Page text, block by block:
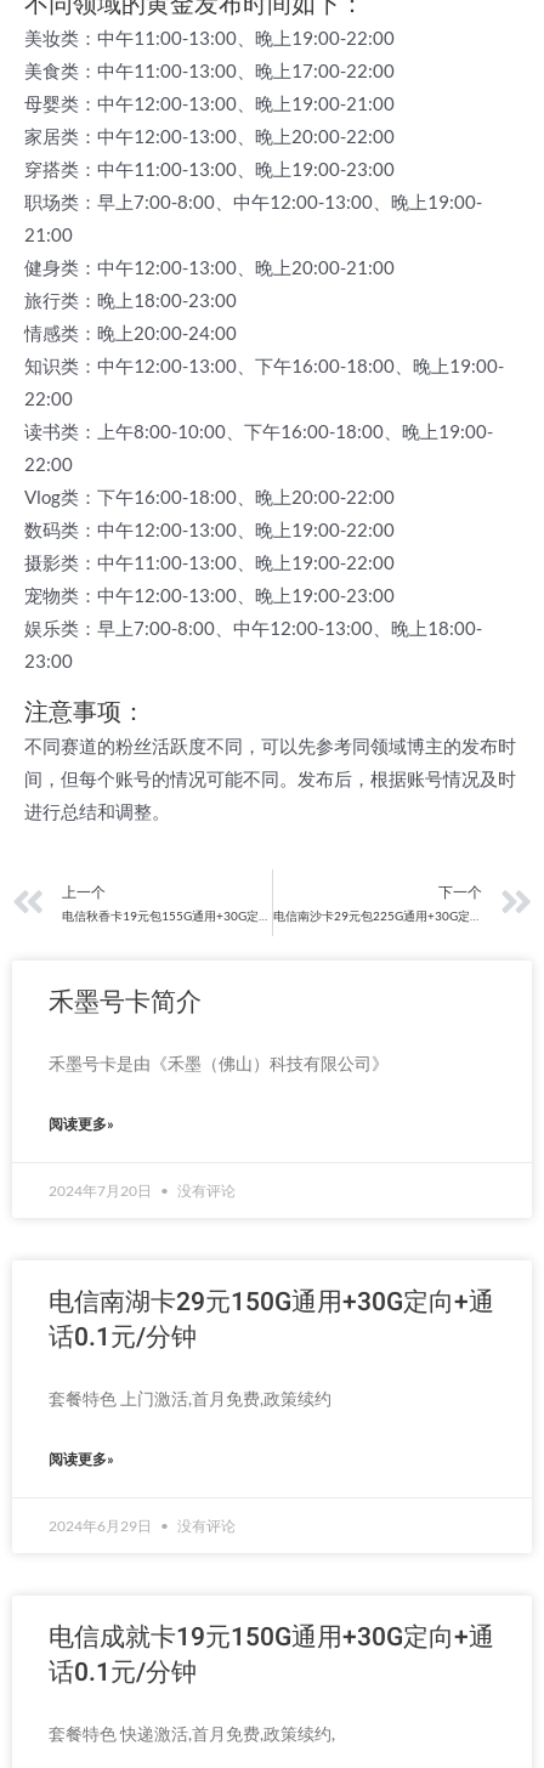
美妆类：中午11:00-13:00、晚上19:00-22:00
美食类：中午11:00-13:00、晚上17:00-22:00
母婴类：中午12:00-13:00、晚上19:00-21:00
家居类：中午12:00-13:00、晚上20:00-22:00
穿搭类：中午11:00-13:00、晚上19:00-23:00
职场类：早上7:00-8:00、中午12:00-13:00、晚上19:00-
21:00
健身类：中午12:00-13:00、晚上20:00-21:00
旅行类：晚上18:00-23:00
情感类：晚上20:00-24:00
知识类：中午12:00-13:00、下午16:00-18:00、晚上19:00-
22:00
读书类：上午8:00-10:00、下午16:00-18:00、晚上19:00-
22:00
Vlog类：下午16:00-18:00、晚上20:00-22:00
数码类：中午12:00-13:00、晚上19:00-22:00
摄影类：中午11:00-13:00、晚上19:00-22:00
宠物类：中午12:00-13:00、晚上19:00-23:00
娱乐类：早上7:00-8:00、中午12:00-13:00、晚上18:00-
23:00
注意事项：
不同赛道的粉丝活跃度不同，可以先参考同领域博主的发布时
间，但每个账号的情况可能不同。发布后，根据账号情况及时
进行总结和调整。
上一页
上一个
电信秋香卡19元包155G通用+30G定向+100分钟通话
下一个
电信南沙卡29元包225G通用+30G定向+通话0.1元/分钟
禾墨号卡简介
禾墨号卡是由《禾墨（佛山）科技有限公司》
阅读更多»
2024年7月20日 没有评论
电信南湖卡29元150G通用+30G定向+通
话0.1元/分钟
套餐特色 上门激活,首月免费,政策续约
阅读更多»
2024年6月29日 没有评论
电信成就卡19元150G通用+30G定向+通
话0.1元/分钟
套餐特色 快递激活,首月免费,政策续约,